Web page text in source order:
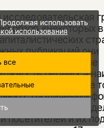
обзор «некоторых
публикаций они
международные
переноса
контекст. Кроме
с различными
чтобы
посетителей и их
использовать
использования
все